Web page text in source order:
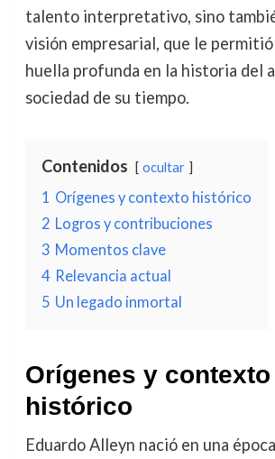
talento interpretativo, sino
visión empresarial, que le
huella profunda en la historia del
sociedad de su tiempo.
Contenidos ocultar
1 Orígenes y contexto histórico
2 Logros y contribuciones
3 Momentos clave
4 Relevancia actual
5 Un legado inmortal
Orígenes y contexto
histórico
Eduardo Alleyn nació en una